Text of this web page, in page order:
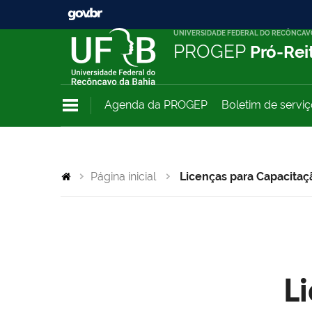
UNIVERSIDADE FEDERAL DO
PROGEP Pró-
Agenda da PROGEP Boletim de
Página inicial Licenças para